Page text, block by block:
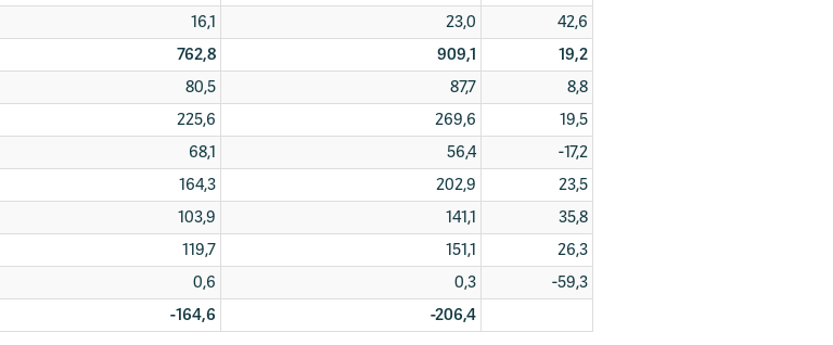
16,1 23,0
42,6
762,8 909,1
19,2
80,5 87,7
8,8
225,6 269,6
19,5
68,1 56,4
-17,2
164,3 202,9
23,5
103,9 141,1
35,8
119,7 151,1
26,3
0,6 0,3
-59,3
-164,6 -206,4